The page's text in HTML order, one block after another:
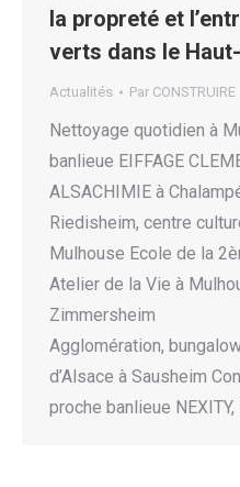
la propreté et
verts dans le
Actualités Par CONSTRUIRE
Nettoyage quotidien à
banlieue EIFFAGE
ALSACHIMIE à
Riedisheim, centre
Mulhouse Ecole de la
Atelier de la Vie à
Zimmersheim
Agglomération,
d’Alsace à Sausheim
proche banlieue